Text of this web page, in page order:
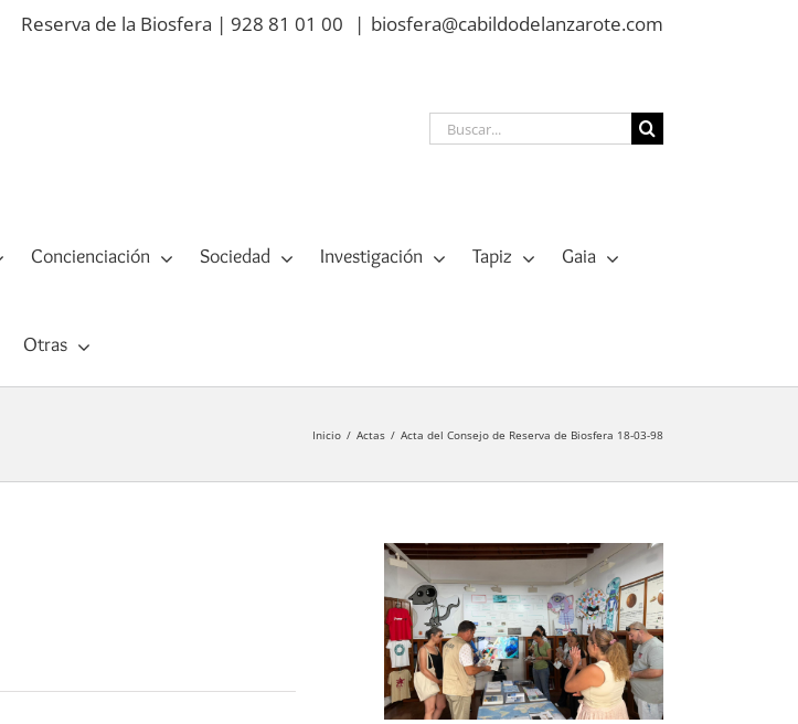
Reserva de la Biosfera | 928 81 01 00 | biosfera@cabildodelanzarote.com
Buscar:
Concienciación Sociedad Investigación Tapiz Gaia
Otras
Inicio Actas Acta del Consejo de Reserva de Biosfera 18-03-98